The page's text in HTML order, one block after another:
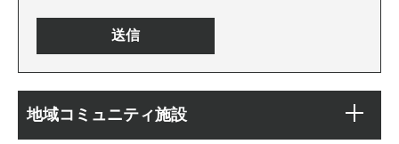
文
サ
地域コミュニティ施設